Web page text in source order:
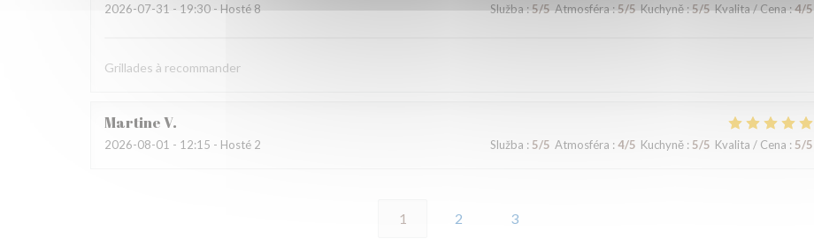
2026-07-31 - 19:30 - Hosté 8 Služba:5/5 Atmosféra:5/5 Kuchyně:5/5 Kvalita / Cena:4/5
Grillades à recommander
MartineV
2026-08-01 - 12:15 - Hosté 2 Služba : 5/5 Atmosféra : 4/5 Kuchyně: 5/5 Kvalita / Cena : 5/5
1 2 3